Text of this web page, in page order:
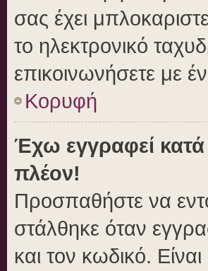
σας έχει
το ηλεκτρονικό
επικοινωνήσετε με
Κορυφή
Έχω εγγραφεί
πλέον!
Προσπαθήστε να
στάλθηκε όταν
και τον κωδικό.